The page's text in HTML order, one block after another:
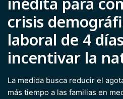
crisis
laboral de 4
incentivar la
La medida busca reducir el
más tiempo a las familias en